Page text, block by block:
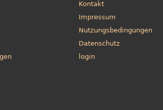
Kontakt
Impressum
Nutzungsbedingungen
Datenschutz
login